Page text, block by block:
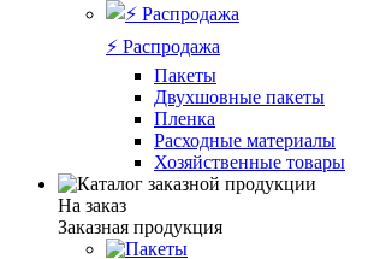
⚡️ Распродажа
Пакеты
Двухшовные пакеты
Пленка
Расходные материалы
Хозяйственные товары
На заказ
Заказная продукция